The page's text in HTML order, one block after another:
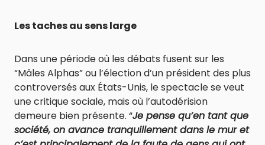
Les taches au sens large
Dans une période où les débats fusent sur les
“Mâles Alphas” ou l’élection d’un président des plus
controversés aux États-Unis, le spectacle se veut
une critique sociale, mais où l’autodérision
demeure bien présente. “Je pense qu’en tant que
société, on avance tranquillement dans le mur et